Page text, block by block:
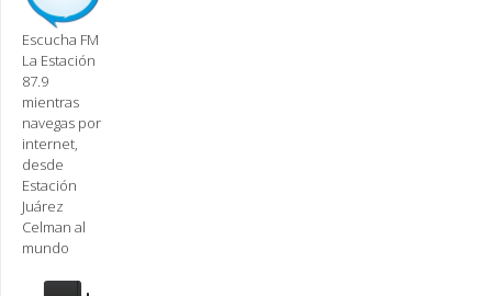
Escucha FM
La Estación
87.9
mientras
navegas por
internet,
desde
Estación
Juárez
Celman al
mundo